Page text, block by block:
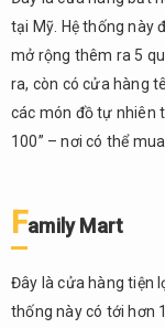
hàng
tiện
lợi là
nơi
như
thế
Những
làm
được
tại Mỹ. Hệ thống này
mở rộng thêm ra 5
ra, còn có cửa hàng
các món đồ tự nhiên
100” – nơi có thể
Family Mart
Đây là cửa hàng tiện
thống này có tới hơn